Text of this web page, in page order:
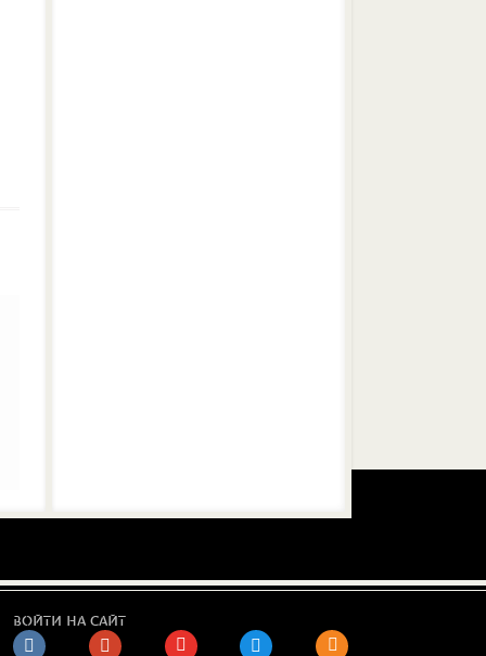
ВОЙТИ НА САЙТ